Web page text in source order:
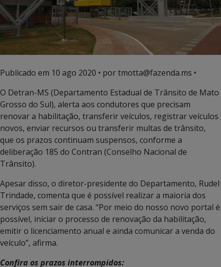
Publicado em 10 ago 2020 • por tmotta@fazenda.ms •
O Detran-MS (Departamento Estadual de Trânsito de Mato
Grosso do Sul), alerta aos condutores que precisam
renovar a habilitação, transferir veículos, registrar veículos
novos, enviar recursos ou transferir multas de trânsito,
que os prazos continuam suspensos, conforme a
deliberação 185 do Contran (Conselho Nacional de
Trânsito).
Apesar disso, o diretor-presidente do Departamento, Rudel
Trindade, comenta que é possível realizar a maioria dos
serviços sem sair de casa. “Por meio do nosso novo portal é
possível, iniciar o processo de renovação da habilitação,
emitir o licenciamento anual e ainda comunicar a venda do
veículo”, afirma.
Confira os prazos interrompidos: